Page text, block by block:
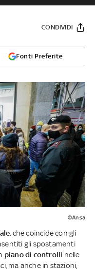
Fonti Preferite
CONDIVIDI
©Ansa
, che coincide con gli
gli spostamenti
piano di controlli nelle
ma anche in stazioni,